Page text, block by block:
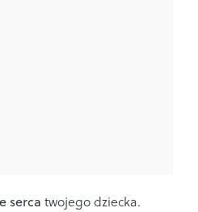
serca twojego dziecka.